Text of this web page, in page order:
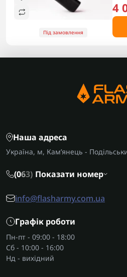
Під замовлення
4
Наша адреса
Україна, м, Кам’янець -
(063) Показати номер
info@flasharmy.com.ua
Графік роботи
Пн-пт - 09:00 - 18:00
Сб - 10:00 - 16:00
Нд - вихідний